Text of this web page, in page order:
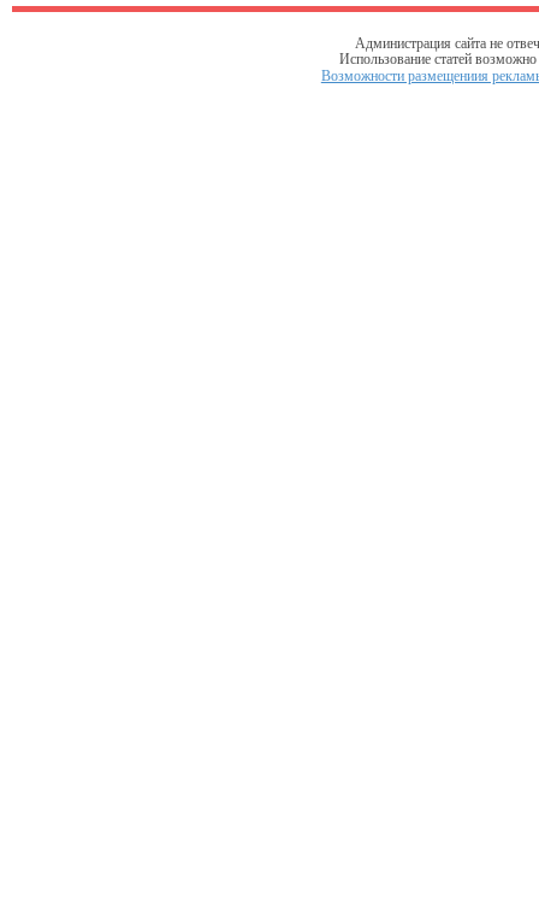
Администрация сайта не
Использование статей
Возможности размещениия